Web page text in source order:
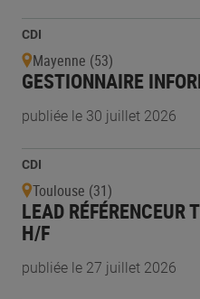
CDI
Mayenne (53)
GESTIONNAIRE
publiée le 30 juillet 2026
CDI
Toulouse (31)
LEAD
H/F
publiée le 27 juillet 2026